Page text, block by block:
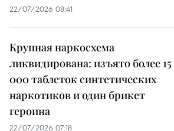
22/07/2026 08:41
Крупная наркосхема
ликвидирована: изъято более 15
000 таблеток синтетических
наркотиков и один брикет
героина
22/07/2026 07:18